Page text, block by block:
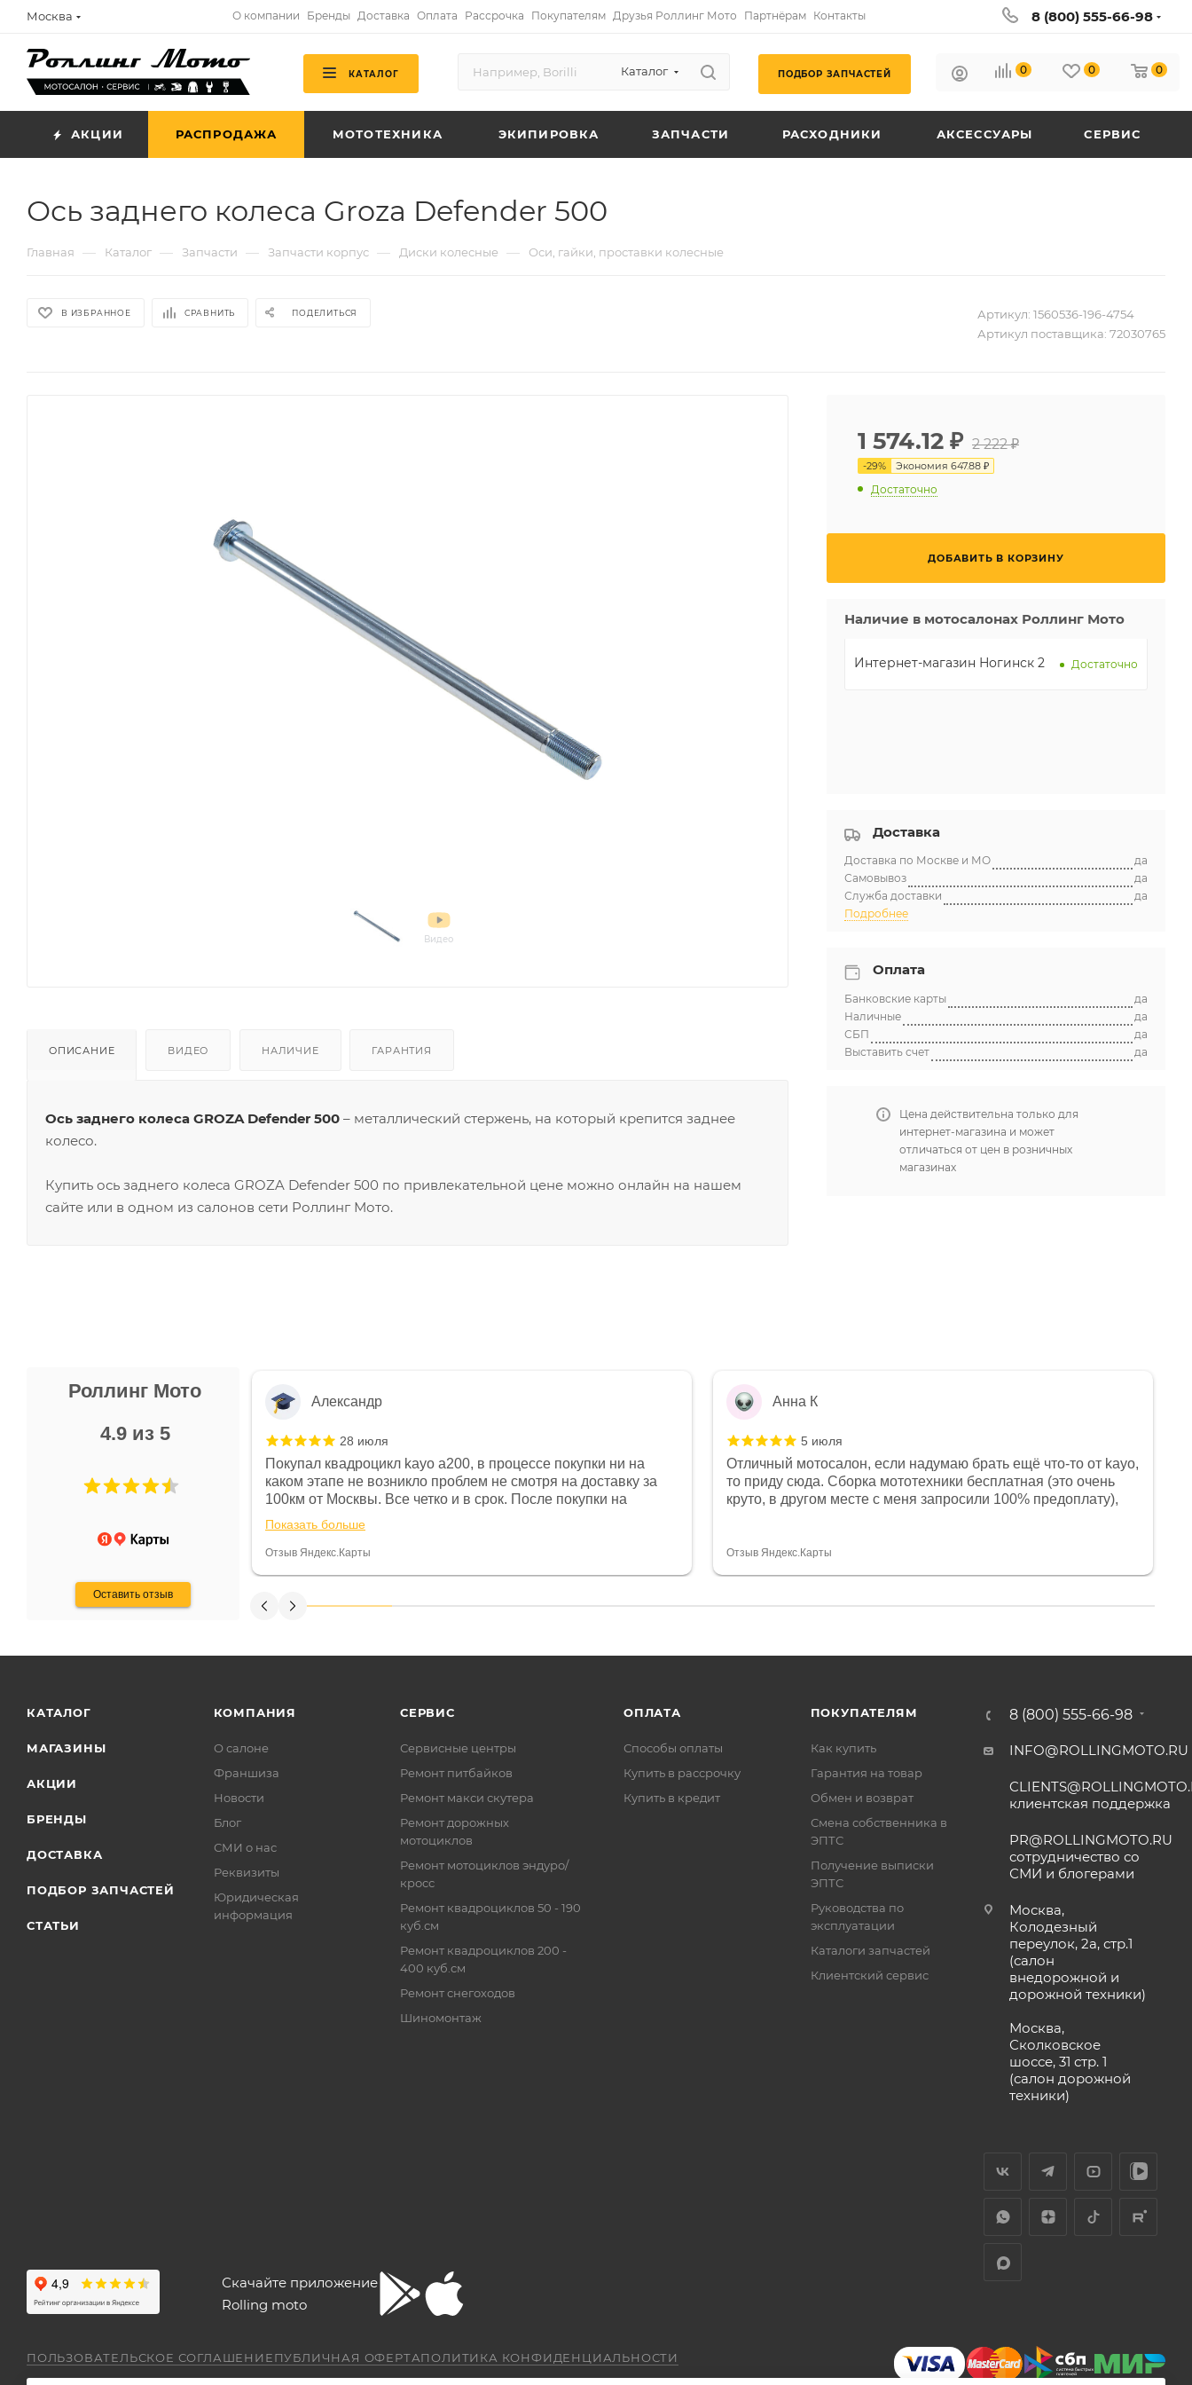
Москва О компании Бренды Доставка Оплата Рассрочка Покупателям Друзья Роллинг Мото Партнёрам Контакты 8 (800) 555-66-98
КАТАЛОГ Каталог ПОДБОР ЗАПЧАСТЕЙ 0 0 0
АКЦИИ РАСПРОДАЖА МОТОТЕХНИКА ЭКИПИРОВКА ЗАПЧАСТИ РАСХОДНИКИ АКСЕССУАРЫ СЕРВИС
Ось заднего колеса Groza Defender 500
Главная — Каталог — Запчасти — Запчасти корпус — Диски колесные — Оси, гайки, проставки колесные
В ИЗБРАННОЕ СРАВНИТЬ ПОДЕЛИТЬСЯ Артикул: 1560536-196-4754
Артикул поставщика: 72030765
Видео
ОПИСАНИЕ ВИДЕО НАЛИЧИЕ ГАРАНТИЯ
Ось заднего колеса GROZA Defender 500 – металлический стержень, на который крепится заднее
колесо.
Купить ось заднего колеса GROZA Defender 500 по привлекательной цене можно онлайн на нашем
сайте или в одном из салонов сети Роллинг Мото.
1 574.12 ₽ 2 222 ₽
-29% Экономия 647.88 ₽
Достаточно
ДОБАВИТЬ В КОРЗИНУ
Наличие в мотосалонах Роллинг Мото
Интернет-магазин Ногинск 2 Достаточно
Доставка
Доставка по Москве и МО
да
Самовывоз
да
Служба доставки
да
Подробнее
Оплата
Банковские карты
да
Наличные
да
СБП
да
Выставить счет
да
Цена действительна только для
интернет-магазина и может
отличаться от цен в розничных
магазинах
Роллинг Мото
4.9 из 5
Оставить отзыв
Не понравились условия
и дают только на год)
Александр
28 июля
Покупал квадроцикл kayo a200, в процессе покупки ни на
каком этапе не возникло проблем не смотря на доставку за
100км от Москвы. Все четко и в срок. После покупки на
спидометре всегда был 0, при этом представители магазина
постоянно были на связи и в итоге проблема была решена.
Считаю, что это говорит о небезразличии к клиенту после
Показать больше
Отзыв Яндекс.Карты
Анна К
5 июля
Отличный мотосалон, если надумаю брать ещё что-то от kayo,
то приду сюда. Сборка мототехники бесплатная (это очень
круто, в другом месте с меня запросили 100% предоплату),
спасибо отдельное, всегда на связи, очень детально всё
Отзыв Яндекс.Карты
КАТАЛОГ
МАГАЗИНЫ
АКЦИИ
БРЕНДЫ
ДОСТАВКА
ПОДБОР ЗАПЧАСТЕЙ
СТАТЬИ
КОМПАНИЯ
О салоне
Франшиза
Новости
Блог
СМИ о нас
Реквизиты
Юридическая
информация
СЕРВИС
Сервисные центры
Ремонт питбайков
Ремонт макси скутера
Ремонт дорожных
мотоциклов
Ремонт мотоциклов эндуро/
кросс
Ремонт квадроциклов 50 - 190
куб.см
Ремонт квадроциклов 200 -
400 куб.см
Ремонт снегоходов
Шиномонтаж
ОПЛАТА
Способы оплаты
Купить в рассрочку
Купить в кредит
ПОКУПАТЕЛЯМ
Как купить
Гарантия на товар
Обмен и возврат
Смена собственника в
ЭПТС
Получение выписки
ЭПТС
Руководства по
эксплуатации
Каталоги запчастей
Клиентский сервис
8 (800) 555-66-98
INFO@ROLLINGMOTO.RU
клиентская поддержка
PR@ROLLINGMOTO.RU
сотрудничество со
СМИ и блогерами
Москва,
Колодезный
переулок, 2а, стр.1
(салон
внедорожной и
дорожной техники)
Москва,
Сколковское
шоссе, 31 стр. 1
(салон дорожной
техники)
Скачайте приложение
Rolling moto
ПОЛЬЗОВАТЕЛЬСКОЕ СОГЛАШЕНИЕПУБЛИЧНАЯ ОФЕРТАПОЛИТИКА КОНФИДЕНЦИАЛЬНОСТИ